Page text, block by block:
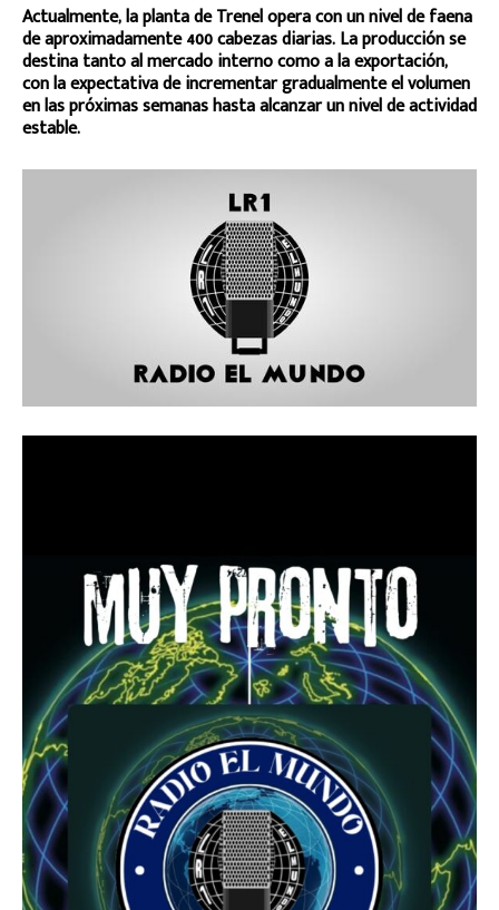
Actualmente, la planta de Trenel opera con un nivel de faena
de aproximadamente 400 cabezas diarias. La producción se
destina tanto al mercado interno como a la exportación,
con la expectativa de incrementar gradualmente el volumen
en las próximas semanas hasta alcanzar un nivel de actividad
estable.